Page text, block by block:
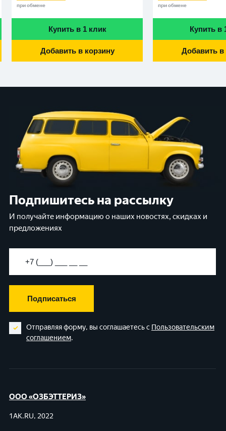
при обмене
Купить в 1 клик
Добавить в корзину
при обмене
Купить в
Добавить в
Подпишитесь на рассылку
И получайте информацию о наших новостях, скидках и
предложениях
Подписаться
Отправляя форму, вы соглашаетесь с Пользовательским
соглашением.
ООО «ОЗБЭТТЕРИЗ»
1AK.RU, 2022